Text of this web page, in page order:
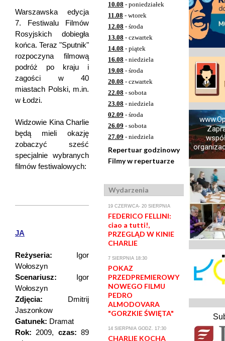
Warszawska edycja
7. Festiwalu Filmów
Rosyjskich dobiegła
końca. Teraz "Sputnik"
rozpoczyna filmową
podróż po kraju i
zagości w 40
miastach Polski, m.in.
w Łodzi.
Widzowie Kina Charlie
będą mieli okazję
zobaczyć sześć
specjalnie wybranych
filmów festiwalowych:
JA
Reżyseria: Igor
Wołoszyn
Scenariusz: Igor
Wołoszyn
Zdjęcia: Dmitrij
Jaszonkow
Gatunek: Dramat
Rok: 2009, czas: 89
10.08 - poniedziałek
11.08 - wtorek
12.08 - środa
13.08 - czwartek
14.08 - piątek
16.08 - niedziela
19.08 - środa
20.08 - czwartek
22.08 - sobota
23.08 - niedziela
02.09 - środa
26.09 - sobota
27.09 - niedziela
Repertuar godzinowy
Filmy w repertuarze
Wydarzenia
19 CZERWCA- 20 SIERPNIA
FEDERICO FELLINI:
ciao a tutti!,
PRZEGLĄD W KINIE
CHARLIE
7 SIERPNIA 18:30
POKAZ
PRZEDPREMIEROWY
NOWEGO FILMU
PEDRO
ALMODOVARA
"GORZKIE ŚWIĘTA"
14 SIERPNIA GODZ. 17:30
CHARLIE KOCHA